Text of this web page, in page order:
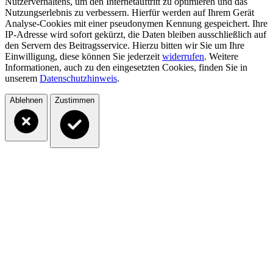
Nutzungserlebnis zu verbessern. Hierfür werden auf Ihrem Gerät
Analyse-Cookies mit einer pseudonymen Kennung gespeichert. Ihre
IP-Adresse wird sofort gekürzt, die Daten bleiben ausschließlich auf
den Servern des Beitragsservice. Hierzu bitten wir Sie um Ihre
Einwilligung, diese können Sie jederzeit widerrufen. Weitere
Informationen, auch zu den eingesetzten Cookies, finden Sie in
unserem Datenschutzhinweis.
Ablehnen Zustimmen